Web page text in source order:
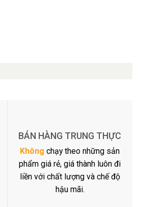
BÁN HÀNG TRUNG THỰC
Không chạy theo những sản
phẩm giá rẻ, giá thành luôn đi
liền với chất lượng và chế độ
hậu mãi.